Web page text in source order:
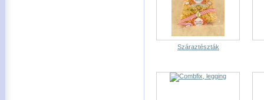
Száraztészták